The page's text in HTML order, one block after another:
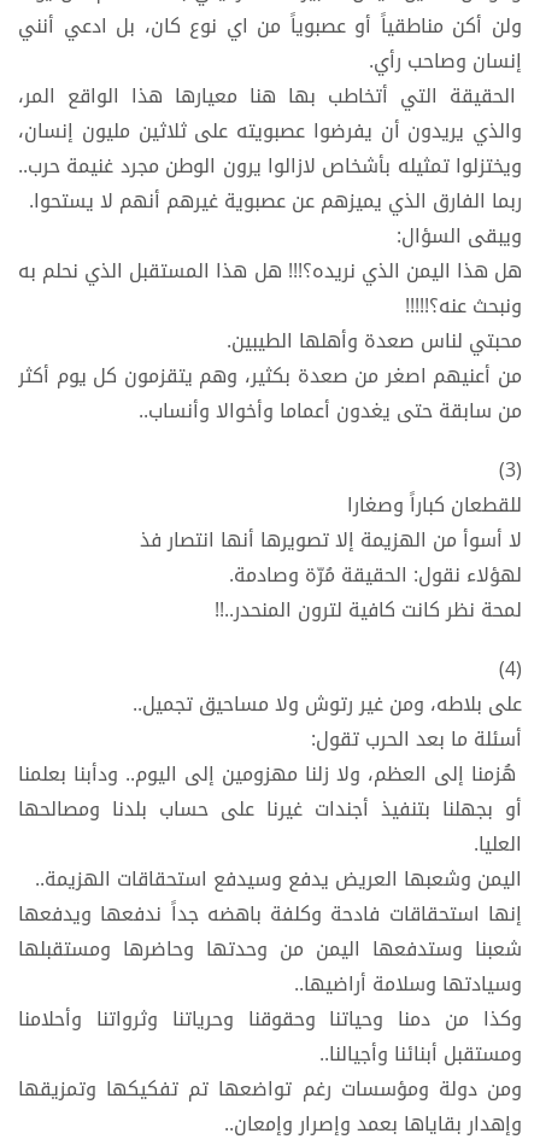
ولن أكن مناطقياً أو عصبوياً من اي نوع كان، بل ادعي أنني
إنسان وصاحب رأي.
الحقيقة التي أتخاطب بها هنا معيارها هذا الواقع المر،
والذي يريدون أن يفرضوا عصبويته على ثلاثين مليون إنسان،
ويختزلوا تمثيله بأشخاص لازالوا يرون الوطن مجرد غنيمة حرب..
ربما الفارق الذي يميزهم عن عصبوية غيرهم أنهم لا يستحوا.
ويبقى السؤال:
هل هذا اليمن الذي نريده؟!!! هل هذا المستقبل الذي نحلم به
ونبحث عنه؟!!!!!
محبتي لناس صعدة وأهلها الطيبين.
من أعنيهم اصغر من صعدة بكثير، وهم يتقزمون كل يوم أكثر
من سابقة حتى يغدون أعماما وأخوالا وأنساب..
(3)
للقطعان كباراً وصغارا
لا أسوأ من الهزيمة إلا تصويرها أنها انتصار فذ
لهؤلاء نقول: الحقيقة مُرّة وصادمة.
لمحة نظر كانت كافية لترون المنحدر..!!
(4)
على بلاطه، ومن غير رتوش ولا مساحيق تجميل..
أسئلة ما بعد الحرب تقول:
هُزمنا إلى العظم، ولا زلنا مهزومين إلى اليوم.. ودأبنا بعلمنا
أو بجهلنا بتنفيذ أجندات غيرنا على حساب بلدنا ومصالحها
العليا.
اليمن وشعبها العريض يدفع وسيدفع استحقاقات الهزيمة..
إنها استحقاقات فادحة وكلفة باهضه جداً ندفعها ويدفعها
شعبنا وستدفعها اليمن من وحدتها وحاضرها ومستقبلها
وسيادتها وسلامة أراضيها..
وكذا من دمنا وحياتنا وحقوقنا وحرياتنا وثرواتنا وأحلامنا
ومستقبل أبنائنا وأجيالنا..
ومن دولة ومؤسسات رغم تواضعها تم تفكيكها وتمزيقها
وإهدار بقاياها بعمد وإصرار وإمعان..